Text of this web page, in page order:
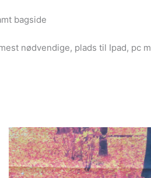
bagside
nødvendige, plads til Ipad, pc